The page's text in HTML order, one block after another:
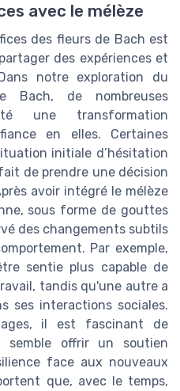
avec le mélèze
des fleurs de Bach est
des expériences et
notre exploration du
Bach, de nombreuses
une transformation
en elles. Certaines
initiale d’hésitation
de prendre une décision
avoir intégré le mélèze
sous forme de gouttes
des changements subtils
Par exemple,
sentie plus capable de
tandis qu'une autre a
ses interactions sociales.
il est fascinant de
semble offrir un soutien
face aux nouveaux
que, avec le temps,